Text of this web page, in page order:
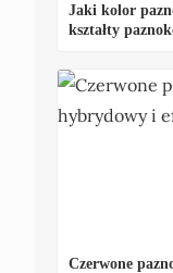
Jaki kolor
kształty
Czerwone